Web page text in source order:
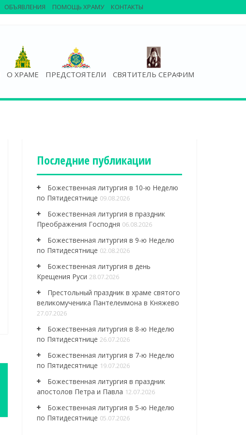
О ХРАМЕ ПРЕДСТОЯТЕЛИ СВЯТИТЕЛЬ СЕРАФИМ
ОБЪЯВЛЕНИЯ ПОМОЩЬ ХРАМУ КОНТАКТЫ
Последние публикации
Божественная литургия в 10-ю Неделю
по Пятидесятнице 09.08.2026
Божественная литургия в праздник
Преображения Господня 06.08.2026
Божественная литургия в 9-ю Неделю
по Пятидесятнице 02.08.2026
Божественная литургия в день
Крещения Руси 28.07.2026
Престольный праздник в храме святого
великомученика Пантелеимона в Княжево
27.07.2026
Божественная литургия в 8-ю Неделю
по Пятидесятнице 26.07.2026
Божественная литургия в 7-ю Неделю
по Пятидесятнице 19.07.2026
Божественная литургия в праздник
апостолов Петра и Павла 12.07.2026
Божественная литургия в 5-ю Неделю
по Пятидесятнице 05.07.2026